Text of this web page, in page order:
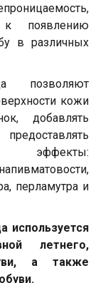
к появлению
в различных
позволяют
кожи
добавлять
эффекты:
перламутра и
используется
летнего,
а также